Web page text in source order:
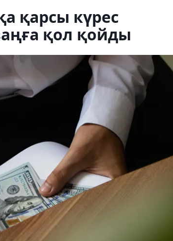
қарсы күрес
қол қойды